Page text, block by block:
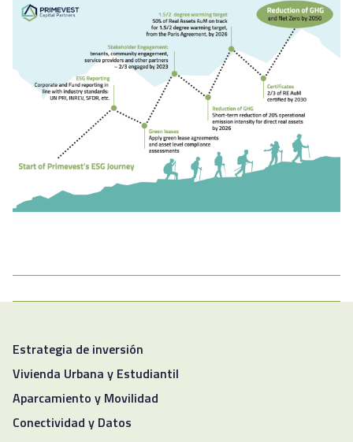
Estrategia de inversión
Vivienda Urbana y Estudiantil
Aparcamiento y Movilidad
Conectividad y Datos